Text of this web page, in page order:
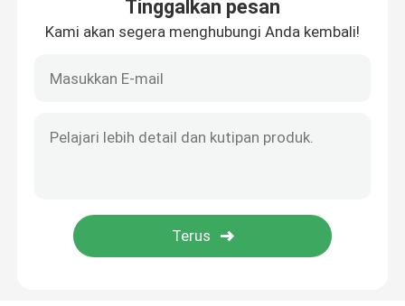
Tutup Pelindung Robot
Robot Pengelasan Industri
Tinggalkan pesan
Kami akan segera menghubungi Anda kembali!